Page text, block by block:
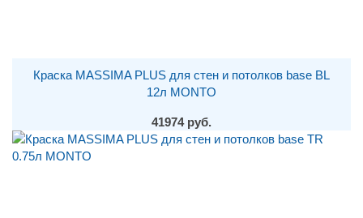
Краска MASSIMA PLUS для стен и потолков base BL
12л MONTO
41974 руб.